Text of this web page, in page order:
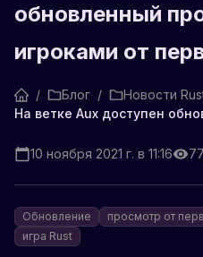
обновленный
игроками от
/ Блог / Новости
10 ноября 2021 г. в 11:16
Обновление просмотр от
игра Rust